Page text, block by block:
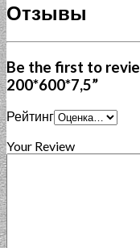
Отзывы
Be the first to
200*600*7,5”
Рейтинг
Your Review